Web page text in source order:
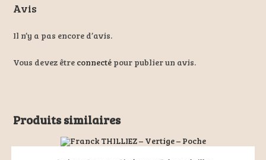
Avis
Il n’y a pas encore d’avis.
Vous devez être connecté pour publier un avis.
Produits similaires